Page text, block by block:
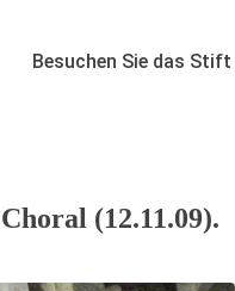
Besuchen Sie das Stift
(12.11.09).